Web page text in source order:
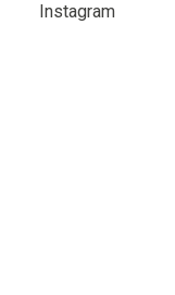
Instagram